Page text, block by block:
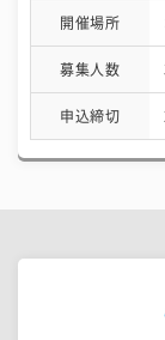
開催場所
募集人数
申込締切